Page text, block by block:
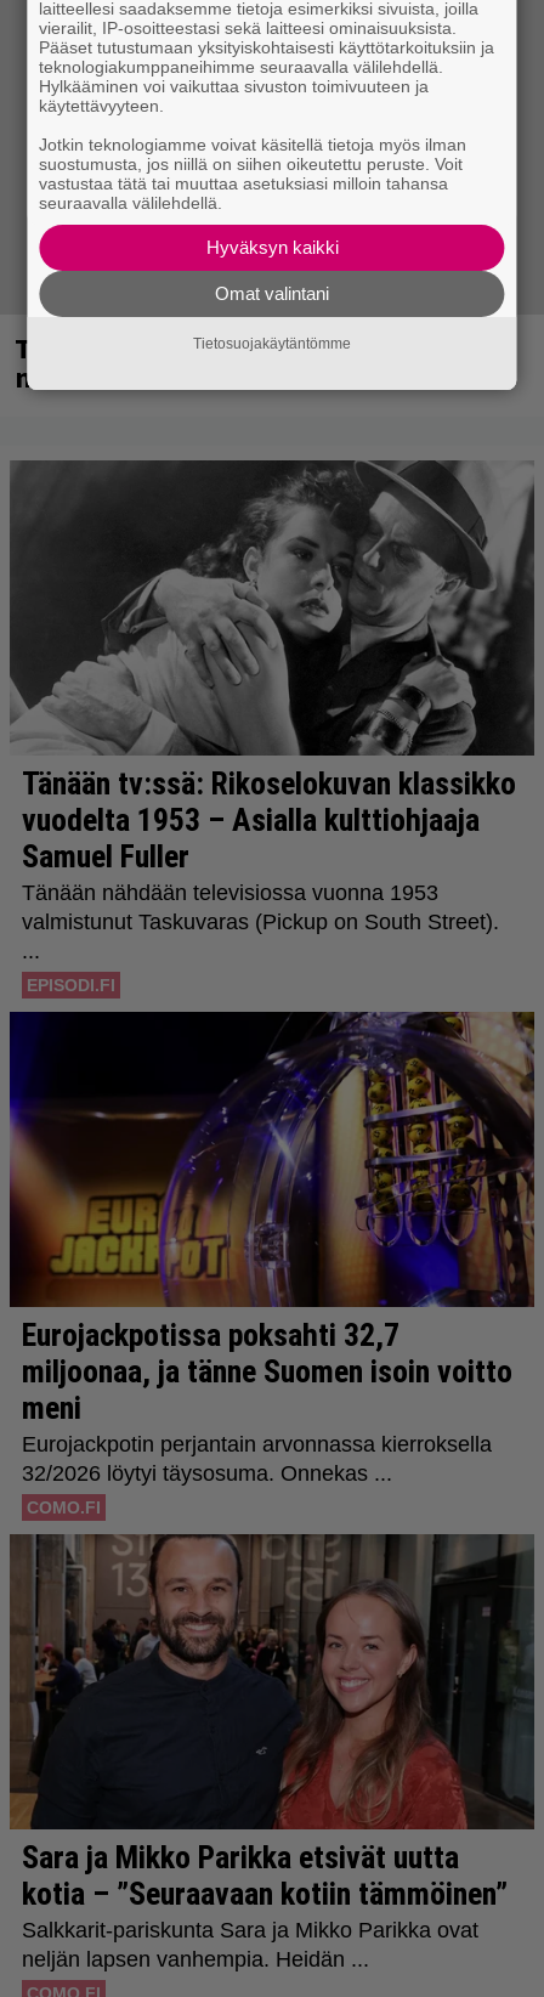
Tampereella sunnuntaina superpäivä –
nämä artistit mukana
laitteellesi saadaksemme tietoja esimerkiksi sivuista, joilla
vierailit, IP-osoitteestasi sekä laitteesi ominaisuuksista.
Pääset tutustumaan yksityiskohtaisesti käyttötarkoituksiin ja
teknologiakumppaneihimme seuraavalla välilehdellä.
Hylkääminen voi vaikuttaa sivuston toimivuuteen ja
käytettävyyteen.
Jotkin teknologiamme voivat käsitellä tietoja myös ilman
suostumusta, jos niillä on siihen oikeutettu peruste. Voit
vastustaa tätä tai muuttaa asetuksiasi milloin tahansa
seuraavalla välilehdellä.
Hyväksyn kaikki
Omat valintani
Tietosuojakäytäntömme